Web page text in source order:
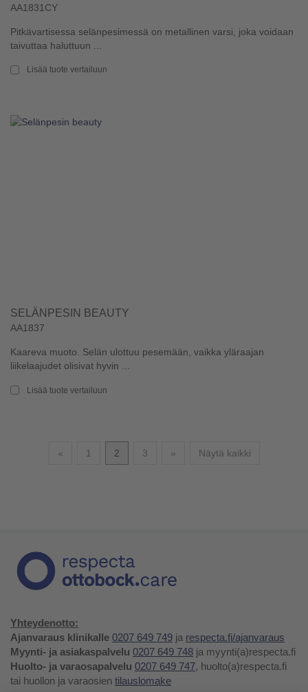
AA1831CY
Pitkävartisessa selänpesimessä on metallinen varsi, joka voidaan
taivuttaa haluttuun ...
Lisää tuote vertailuun
SELÄNPESIN BEAUTY
AA1837
Kaareva muoto. Selän ulottuu pesemään, vaikka yläraajan
liikelaajudet olisivat hyvin ...
Lisää tuote vertailuun
«Edellinen
1 2 3 »SeuraavaNäytä kaikki
Yhteydenotto:
Ajanvaraus klinikalle 0207 649 749 ja respecta.fi/ajanvaraus
Myynti- ja asiakaspalvelu 0207 649 748 ja myynti(a)respecta.fi
Huolto- ja varaosapalvelu 0207 649 747, huolto(a)respecta.fi
tai huollon ja varaosien tilauslomake